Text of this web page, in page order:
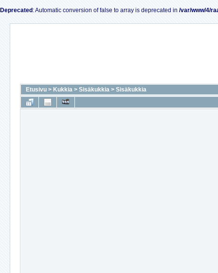
Deprecated : Automatic conversion of false to array is deprecated in /var/www/4/
Etusivu > Kukkia > Sisäkukkia > Sisäkukkia